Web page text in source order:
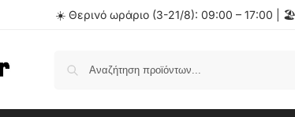
☀️ Θερινό ωράριο (3-21/8): 09:00 – 17:00 | 🏖️